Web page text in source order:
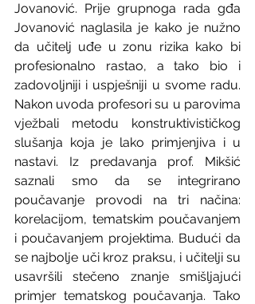
Jovanović. Prije grupnoga rada gđa
Jovanović naglasila je kako je nužno
da učitelj uđe u zonu rizika kako bi
profesionalno rastao, a tako bio i
zadovoljniji i uspješniji u svome radu.
Nakon uvoda profesori su u parovima
vježbali metodu konstruktivističkog
slušanja koja je lako primjenjiva i u
nastavi. Iz predavanja prof. Mikšić
saznali smo da se integrirano
poučavanje provodi na tri načina:
korelacijom, tematskim poučavanjem
i poučavanjem projektima. Budući da
se najbolje uči kroz praksu, i učitelji su
usavršili stečeno znanje smišljajući
primjer tematskog poučavanja. Tako